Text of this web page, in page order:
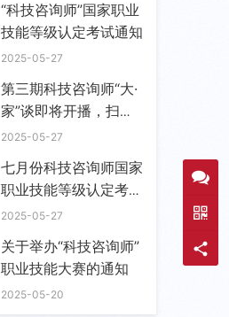
“科技咨询师”国家职业
技能等级认定考试通知
2025-05-27
第三期科技咨询师“大·
家”谈即将开播，扫码
预约
2025-05-27
七月份科技咨询师国家
职业技能等级认定考试
通知
2025-05-27
关于举办“科技咨询师”
职业技能大赛的通知
2025-05-20